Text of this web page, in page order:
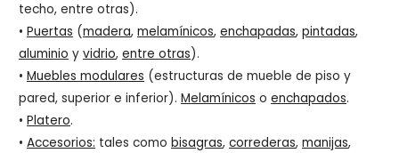
techo, entre otras).
•Puertas (madera,melamínicos,enchapadas,pintadas,
aluminio yvidrio,entre otras).
•Muebles modulares (estructuras de mueble de piso y
pared, superior e inferior).Melamínicos oenchapados.
•Platero.
•Accesorios: tales comobisagras,correderas,manijas,